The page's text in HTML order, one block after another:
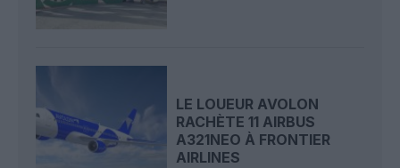
LE LOUEUR AVOLON
RACHÈTE 11 AIRBUS
A321NEO À FRONTIER
AIRLINES